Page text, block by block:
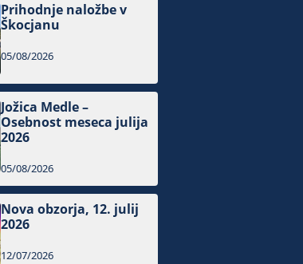
Prihodnje naložbe v
Škocjanu
05/08/2026
Jožica Medle –
Osebnost meseca julija
2026
05/08/2026
Nova obzorja, 12. julij
2026
12/07/2026